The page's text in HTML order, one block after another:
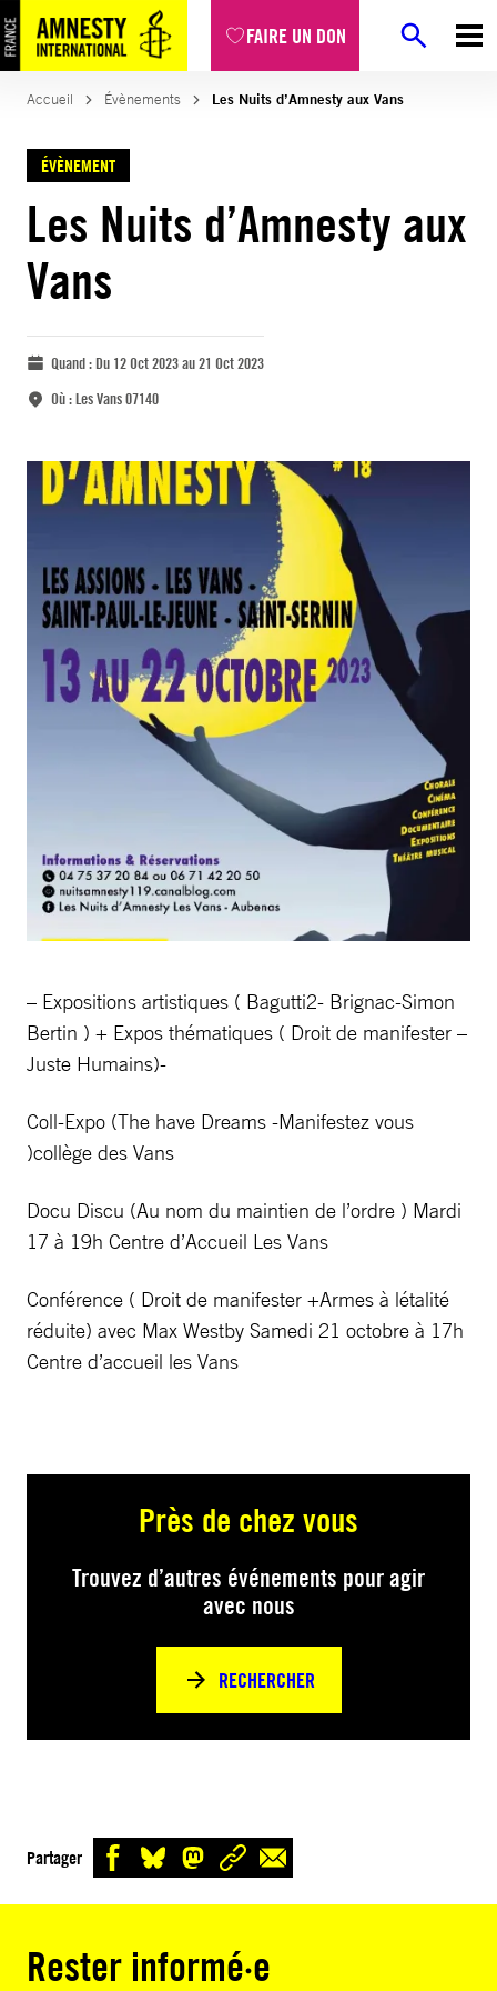
FAIRE UN DON
Accueil Évènements Les Nuits d’Amnesty aux Vans
ÉVÈNEMENT
Les Nuits d’Amnesty aux
Vans
Quand :Du 12 Oct 2023 au 21 Oct 2023
Où :Les Vans 07140
– Expositions artistiques ( Bagutti2- Brignac-Simon
Bertin ) + Expos thématiques ( Droit de manifester –
Juste Humains)-
Coll-Expo (The have Dreams -Manifestez vous
)collège des Vans
Docu Discu (Au nom du maintien de l’ordre ) Mardi
17 à 19h Centre d’Accueil Les Vans
Conférence ( Droit de manifester +Armes à létalité
réduite) avec Max Westby Samedi 21 octobre à 17h
Centre d’accueil les Vans
Près de chez vous
Trouvez d’autres événements pour agir
avec nous
RECHERCHER
Partager
Rester informé·e